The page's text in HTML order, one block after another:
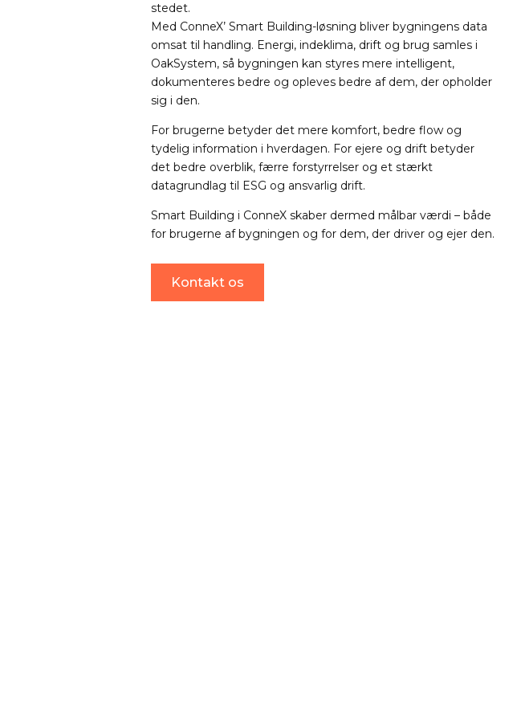
stedet.
Med ConneX’ Smart Building-løsning bliver bygningens data
omsat til handling. Energi, indeklima, drift og brug samles i
OakSystem, så bygningen kan styres mere intelligent,
dokumenteres bedre og opleves bedre af dem, der opholder
sig i den.
For brugerne betyder det mere komfort, bedre flow og
tydelig information i hverdagen. For ejere og drift betyder
det bedre overblik, færre forstyrrelser og et stærkt
datagrundlag til ESG og ansvarlig drift.
Smart Building i ConneX skaber dermed målbar værdi – både
for brugerne af bygningen og for dem, der driver og ejer den.
Kontakt os